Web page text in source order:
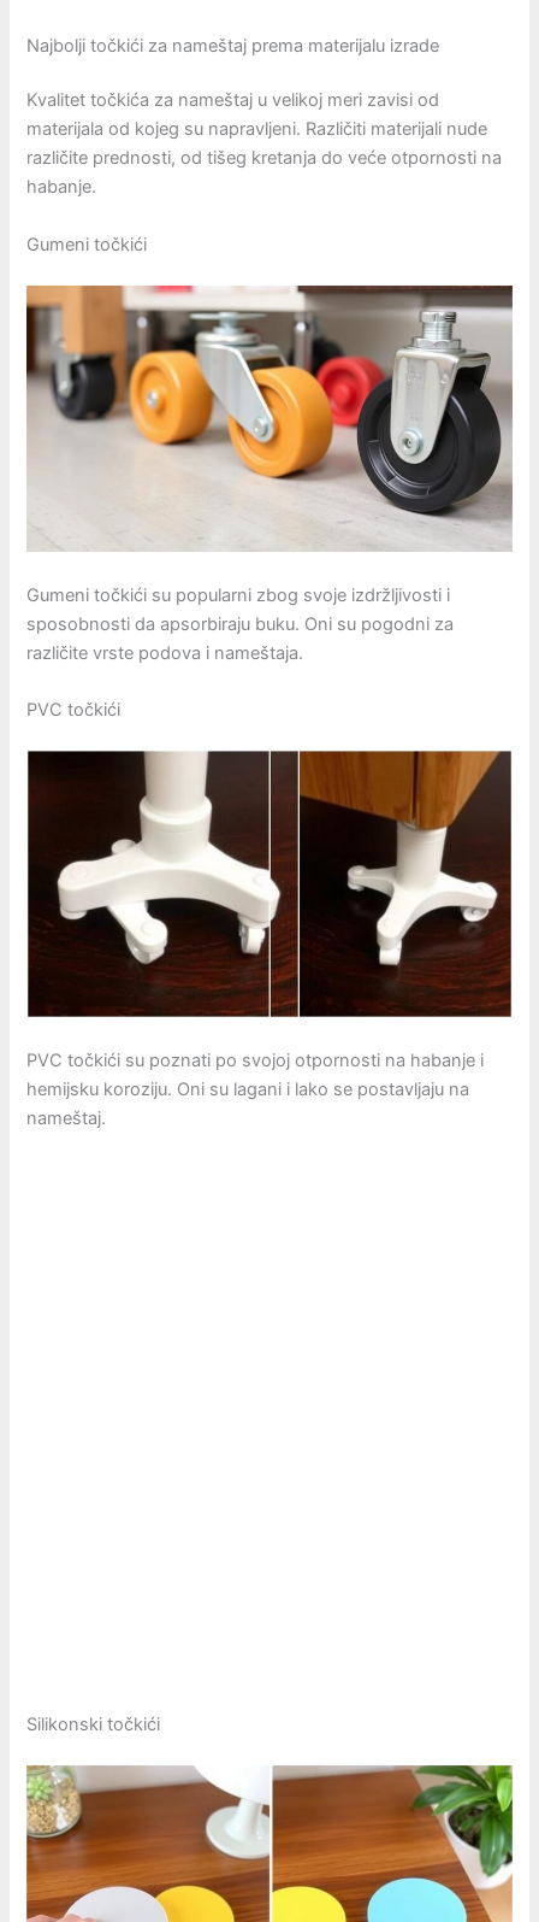
Najbolji točkići za nameštaj prema materijalu izrade
Kvalitet točkića za nameštaj u velikoj meri zavisi od
materijala od kojeg su napravljeni. Različiti materijali nude
različite prednosti, od tišeg kretanja do veće otpornosti na
habanje.
Gumeni točkići
Gumeni točkići su popularni zbog svoje izdržljivosti i
sposobnosti da apsorbiraju buku. Oni su pogodni za
različite vrste podova i nameštaja.
PVC točkići
PVC točkići su poznati po svojoj otpornosti na habanje i
hemijsku koroziju. Oni su lagani i lako se postavljaju na
nameštaj.
Silikonski točkići